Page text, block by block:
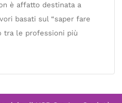
è affatto destinata a
basati sul “saper fare
tra le professioni più